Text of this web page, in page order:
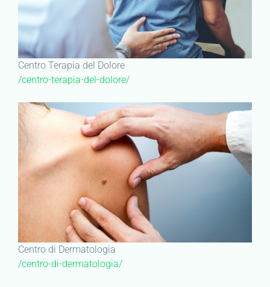
Centro Terapia del Dolore
/centro-terapia-del-dolore/
Centro di Dermatologia
/centro-di-dermatologia/